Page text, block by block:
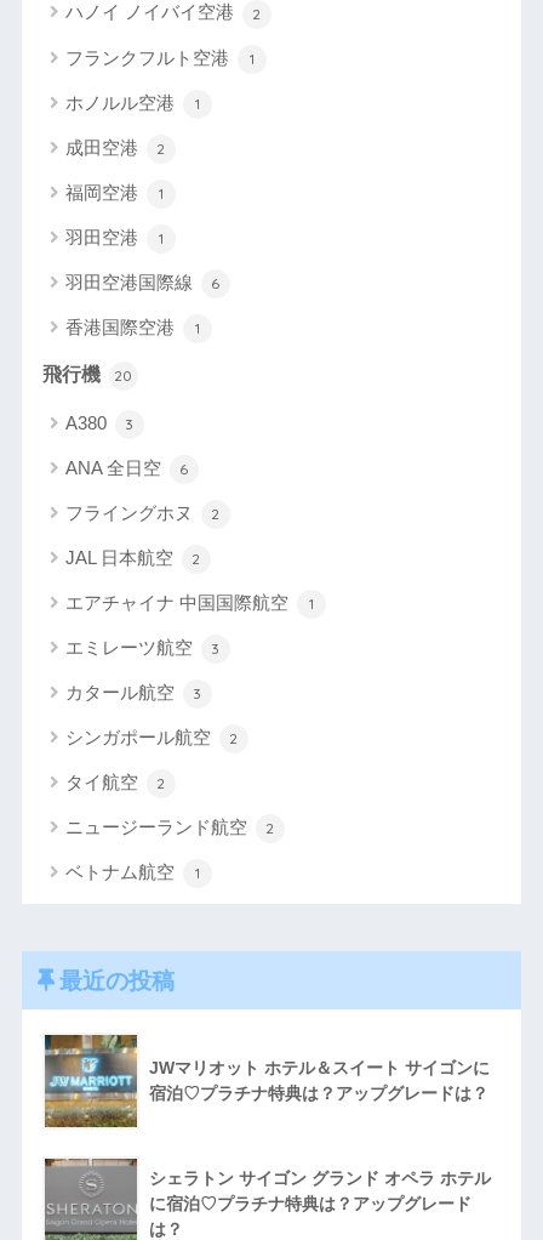
ハノイ ノイバイ空港 2
フランクフルト空港 1
ホノルル空港 1
成田空港 2
福岡空港 1
羽田空港 1
羽田空港国際線 6
香港国際空港 1
飛行機 20
A380 3
ANA 全日空 6
フライングホヌ 2
JAL 日本航空 2
エアチャイナ 中国国際航空 1
エミレーツ航空 3
カタール航空 3
シンガポール航空 2
タイ航空 2
ニュージーランド航空 2
ベトナム航空 1
最近の投稿
JWマリオット ホテル＆スイート サイゴンに
宿泊♡プラチナ特典は？アップグレードは？
シェラトン サイゴン グランド オペラ ホテル
に宿泊♡プラチナ特典は？アップグレード
は？